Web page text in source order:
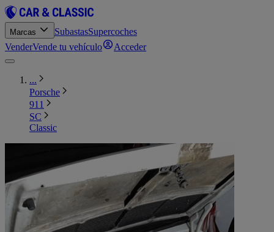
Marcas SubastasSupercoches
VenderVende tu vehículo Acceder
...
Porsche
911
SC
Classic